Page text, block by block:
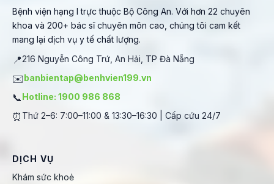
Bệnh viện hạng I trực thuộc Bộ Công An. Với hơn 22 chuyên
khoa và 200+ bác sĩ chuyên môn cao, chúng tôi cam kết
mang lại dịch vụ y tế chất lượng.
📍216 Nguyễn Công Trứ, An Hải, TP Đà Nẵng
✉️banbientap@benhvien199.vn
📞Hotline: 1900 986 868
⏰ Thứ 2–6: 7:00–11:00 & 13:30–16:30 | Cấp cứu 24/7
DỊCH VỤ
Khám sức khoẻ